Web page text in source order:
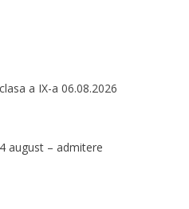
a IX-a 06.08.2026
august – admitere